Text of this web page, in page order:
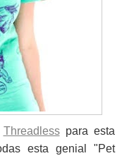
Threadlesspara esta
esta genial "Pet